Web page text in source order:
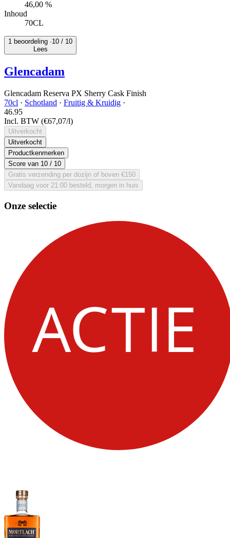
46,00 %
Inhoud
70CL
1 beoordeling ·10 / 10
Lees
Glencadam
Glencadam Reserva PX Sherry Cask Finish
70cl · Schotland · Fruitig & Kruidig ·
46.95
Incl. BTW (€67,07/l)
Uitverkocht
Uitverkocht
Productkenmerken
Score van 10 / 10
Gratis verzending per dozijn of boven €150
Vandaag voor 21:00 besteld, morgen in huis
Onze selectie